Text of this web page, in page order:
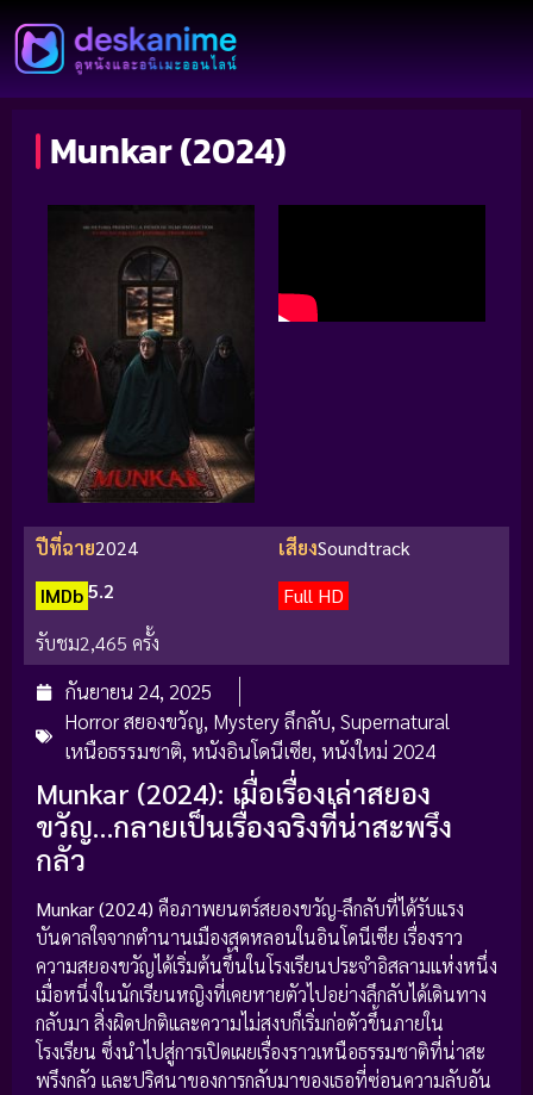
Munkar (2024)
ปีที่ฉาย2024 เสียงSoundtrack
IMDb5.2
Full HD
รับชม2,465 ครั้ง
กันยายน 24, 2025
Horror สยองขวัญ, Mystery ลึกลับ, Supernatural
เหนือธรรมชาติ, หนังอินโดนีเซีย, หนังใหม่ 2024
Munkar (2024): เมื่อเรื่องเล่าสยอง
ขวัญ…กลายเป็นเรื่องจริงที่น่าสะพรึง
กลัว
Munkar (2024) คือภาพยนตร์สยองขวัญ-ลึกลับที่ได้รับแรง
บันดาลใจจากตำนานเมืองสุดหลอนในอินโดนีเซีย เรื่องราว
ความสยองขวัญได้เริ่มต้นขึ้นในโรงเรียนประจำอิสลามแห่งหนึ่ง
เมื่อหนึ่งในนักเรียนหญิงที่เคยหายตัวไปอย่างลึกลับได้เดินทาง
กลับมา สิ่งผิดปกติและความไม่สงบก็เริ่มก่อตัวขึ้นภายใน
โรงเรียน ซึ่งนำไปสู่การเปิดเผยเรื่องราวเหนือธรรมชาติที่น่าสะ
พรึงกลัว และปริศนาของการกลับมาของเธอที่ซ่อนความลับอัน